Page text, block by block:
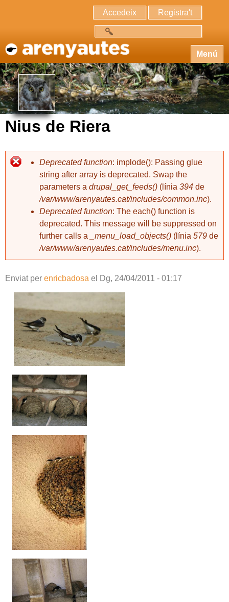
Accedeix Registra't
Menú
Nius de Riera
Deprecated function: implode(): Passing glue
string after array is deprecated. Swap the
parameters a drupal_get_feeds() (línia 394 de
/var/www/arenyautes.cat/includes/common.inc).
Deprecated function: The each() function is
deprecated. This message will be suppressed on
further calls a
_menu_load_objects() (línia 579 de
/var/www/arenyautes.cat/includes/menu.inc).
Enviat per enricbadosa el Dg, 24/04/2011 - 01:17